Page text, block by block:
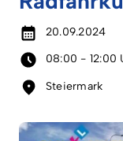
20.09.2024
08:00 - 12:00
Steiermark